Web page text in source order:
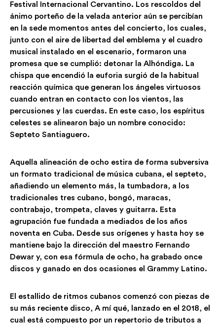
Festival Internacional Cervantino. Los rescoldos del
ánimo porteño de la velada anterior aún se percibían
en la sede momentos antes del concierto, los cuales,
junto con el aire de libertad del emblema y el cuadro
musical instalado en el escenario, formaron una
promesa que se cumplió: detonar la Alhóndiga. La
chispa que encendió la euforia surgió de la habitual
reacción química que generan los ángeles virtuosos
cuando entran en contacto con los vientos, las
percusiones y las cuerdas. En este caso, los espíritus
celestes se alinearon bajo un nombre conocido:
Septeto Santiaguero.
Aquella alineación de ocho estira de forma subversiva
un formato tradicional de música cubana, el septeto,
añadiendo un elemento más, la tumbadora, a los
tradicionales tres cubano, bongó, maracas,
contrabajo, trompeta, claves y guitarra. Esta
agrupación fue fundada a mediados de los años
noventa en Cuba. Desde sus orígenes y hasta hoy se
mantiene bajo la dirección del maestro Fernando
Dewar y, con esa fórmula de ocho, ha grabado once
discos y ganado en dos ocasiones el Grammy Latino.
El estallido de ritmos cubanos comenzó con piezas de
su más reciente disco, A mí qué, lanzado en el 2018, el
cual está compuesto por un repertorio de tributos a